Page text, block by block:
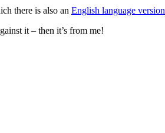
there is also an English language version
it – then it’s from me!